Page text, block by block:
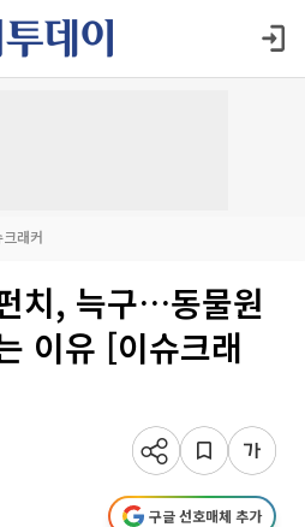
크래커
치, 늑구…동물원
이유 [이슈크래
구글 선호매체 추가